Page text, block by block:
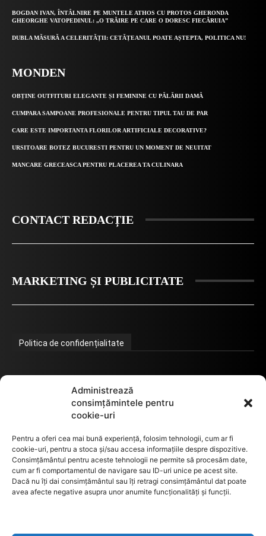
Administrează
consimțămintele pentru
cookie-uri
Pentru a oferi cea mai bună experiență, folosim tehnologii, cum ar fi
cookie-uri, pentru a stoca și/sau accesa informațiile despre dispozitive.
Consimțământul pentru aceste tehnologii ne permite să procesăm date,
cum ar fi comportamentul de navigare sau ID-uri unice pe acest site.
Dacă nu îți dai consimțământul sau îți retragi consimțământul dat poate
avea afecte negative asupra unor anumite funcționalități și funcții.
BOGDAN IVAN, ÎNTÂLNIRE PE MUNTELE ATHOS CU PROTOS GHERONDA
GHEORGHE VATOPEDINUL: „O TRĂIRE PE CARE O DORESC FIECĂRUIA”
DUBLA MĂSURĂ A CELERITĂȚII: CETĂȚEANUL POATE AȘTEPTA, POLITICA NU!
MONDEN
OBȚINE OUTFITURI ELEGANTE ȘI FEMININE CU PĂLĂRII DAMĂ
CUMPARA SAMPOANE PROFESIONALE PENTRU TIPUL TAU DE PAR
CARE ESTE IMPORTANTA FLORILOR ARTIFICIALE DECORATIVE?
URSITOARE BOTEZ BUCURESTI PENTRU UN MOMENT DE NEUITAT
MANCARE GRECEASCA PENTRU PLACEREA TA CULINARA
CONTACT REDACȚIE
MARKETING ȘI PUBLICITATE
Politica de confidențialitate
Termeni de utilizare
GDPR